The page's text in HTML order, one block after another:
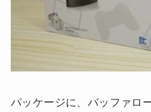
パッケージに、バッファロ